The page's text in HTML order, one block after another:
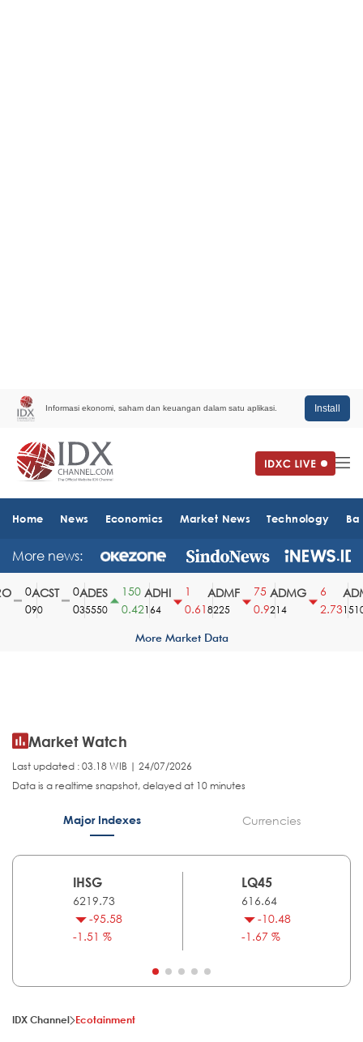
Informasi ekonomi, saham dan keuangan dalam satu aplikasi. Install
Home News Economics Market News Technology
More news:
ACST
90
ADES
35550
150
0.42
ADHI
164
0.61
ADMF
8225
75
0.9
ADMG
214
2.731510
More Market Data
Market Watch
Last updated : 03.18 WIB | 24/07/2026
Data is a realtime snapshot, delayed at 10 minutes
Major Indexes Currencies
IHSG
6219.73
-95.58
-1.51 %
LQ45
616.64
-10.48
-1.67 %
IDX Channel Ecotainment